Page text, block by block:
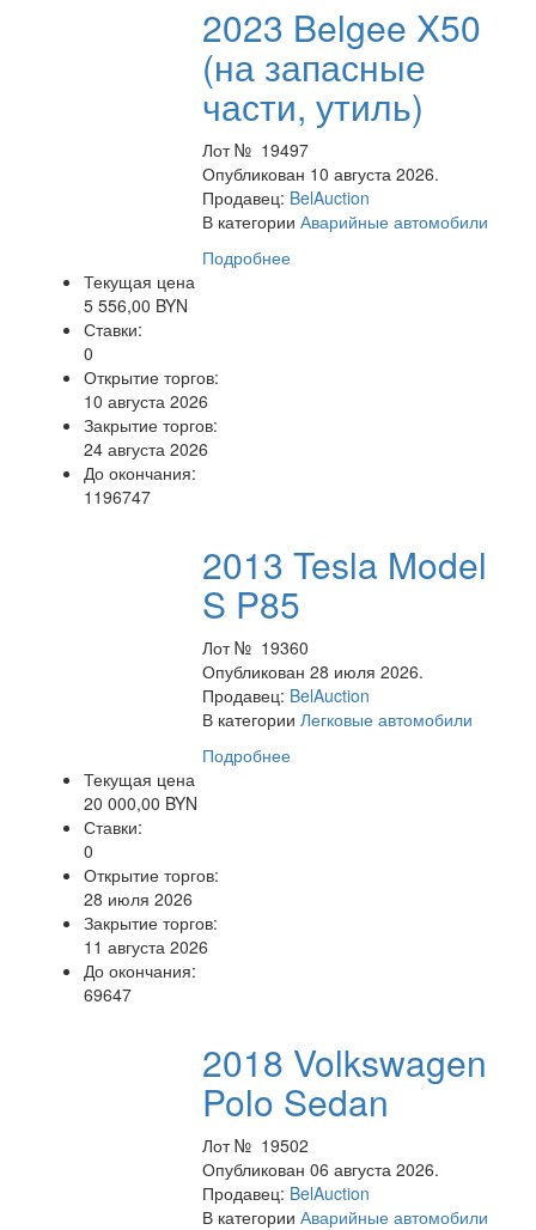
2023 Belgee X50
(на запасные
части, утиль)
Лот № 19497
Опубликован 10 августа 2026.
Продавец: BelAuction
В категорииАварийные автомобили
Подробнее
Текущая цена
5 556,00 BYN
Ставки:
0
Открытие торгов:
10 августа 2026
Закрытие торгов:
24 августа 2026
До окончания:
1196747
2013 Tesla Model
S P85
Лот № 19360
Опубликован 28 июля 2026.
Продавец: BelAuction
В категорииЛегковые автомобили
Подробнее
Текущая цена
20 000,00 BYN
Ставки:
0
Открытие торгов:
28 июля 2026
Закрытие торгов:
11 августа 2026
До окончания:
69647
2018 Volkswagen
Polo Sedan
Лот № 19502
Опубликован 06 августа 2026.
Продавец: BelAuction
В категорииАварийные автомобили